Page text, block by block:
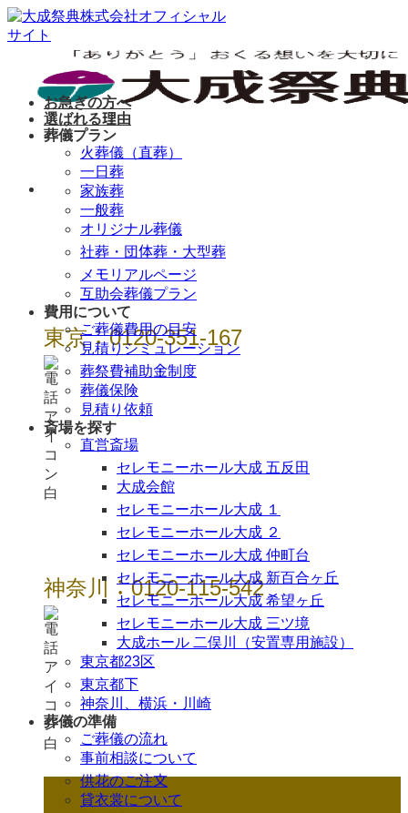
Skip
to
content
年中無休 / 24時
東京：0120-351-167
神奈川：0120-115-542
お急ぎの方へ
選ばれる理由
葬儀プラン
火葬儀（直葬）
一日葬
家族葬
一般葬
オリジナル葬儀
社葬・団体葬・大型葬
メモリアルページ
互助会葬儀プラン
費用について
ご葬儀費用の目安
見積りシミュレーション
葬祭費補助金制度
葬儀保険
見積り依頼
斎場を探す
直営斎場
セレモニーホール大成 五反田
大成会館
セレモニーホール大成 １
セレモニーホール大成 ２
セレモニーホール大成 仲町台
セレモニーホール大成 新百合ヶ丘
セレモニーホール大成 希望ヶ丘
セレモニーホール大成 三ツ境
大成ホール 二俣川（安置専用施設）
東京都23区
東京都下
神奈川、横浜・川崎
葬儀の準備
ご葬儀の流れ
事前相談について
供花のご注文
貸衣裳について